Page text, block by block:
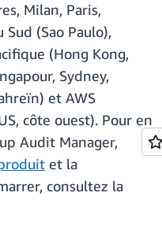
Milan, Paris,
(Sao Paulo),
(Hong Kong,
Sydney,
et AWS
côte ouest). Pour en
Audit Manager,
et la
consultez la